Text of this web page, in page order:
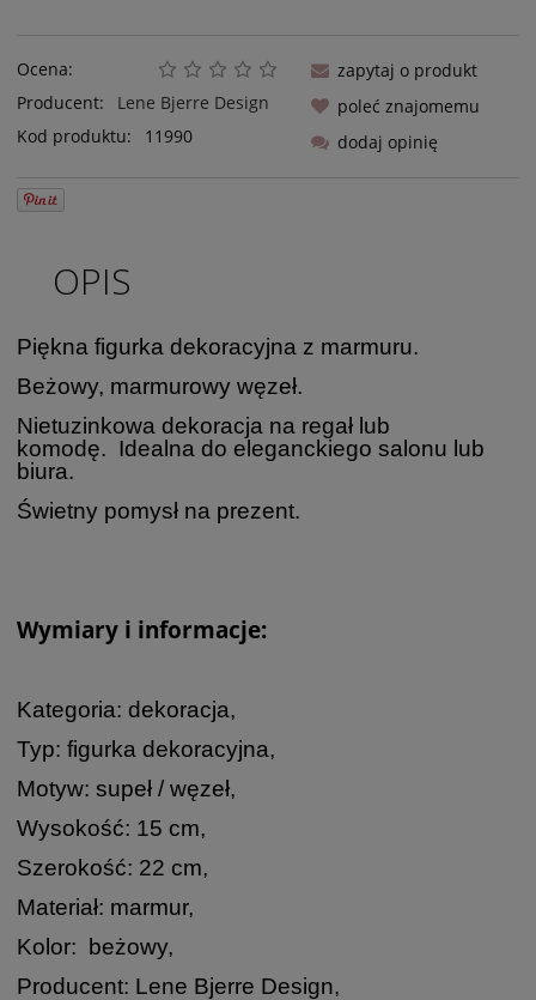
Ocena:
Producent:
Lene Bjerre Design
Kod produktu:
11990
zapytaj o produkt
poleć znajomemu
dodaj opinię
OPIS
Piękna figurka dekoracyjna z marmuru.
Beżowy, marmurowy węzeł.
Nietuzinkowa dekoracja na regał lub
komodę. Idealna do eleganckiego salonu lub
biura.
Świetny pomysł na prezent.
Wymiary i informacje:
Kategoria: dekoracja,
Typ: figurka dekoracyjna,
Motyw: supeł / węzeł,
Wysokość: 15 cm,
Szerokość: 22 cm,
Materiał: marmur,
Kolor: beżowy,
Producent: Lene Bjerre Design,